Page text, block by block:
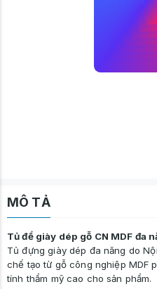
MÔ TẢ
Tủ để giày dép gỗ CN MDF đa
Tủ đựng giày dép đa năng do
chế tạo từ gỗ công nghiệp MDF
tính thẩm mỹ cao cho sản phẩm.